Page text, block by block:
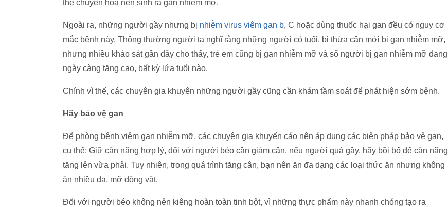
thể chuyển hóa nên sinh ra gan nhiễm mỡ.
Ngoài ra, những người gầy nhưng bị nhiễm virus viêm gan b, C hoặc dùng thuốc hại gan đều có nguy cơ
mắc bệnh này. Thông thường người ta nghĩ rằng những người có tuổi, bị thừa cân mới bị gan nhiễm mỡ,
nhưng nhiều khảo sát gần đây cho thấy, trẻ em cũng bị gan nhiễm mỡ và số người bị gan nhiễm mỡ đang
ngày càng tăng cao, bất kỳ lứa tuổi nào.
Chính vì thế, các chuyên gia khuyên những người gầy cũng cần khám tầm soát để phát hiện sớm bệnh.
Hãy bảo vệ gan
Để phòng bệnh viêm gan nhiễm mỡ, các chuyên gia khuyến cáo nên áp dụng các biện pháp bảo vệ gan,
cụ thể: Giữ cân nặng hợp lý, đối với người béo cần giảm cân, nếu người quá gầy, hãy bồi bổ để cân nặng
tăng lên vừa phải. Tuy nhiên, trong quá trình tăng cân, bạn nên ăn đa dạng các loại thức ăn nhưng không
ăn nhiều da, mỡ động vật.
Đối với người béo không nên kiêng hoàn toàn tinh bột, vì những thực phẩm này nhanh chóng tạo ra